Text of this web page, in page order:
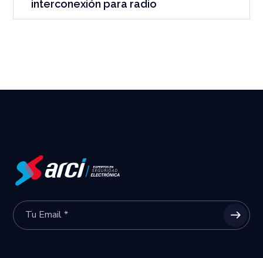
interconexión para radio